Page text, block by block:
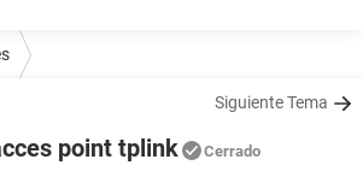
Siguiente Tema
point tplink Cerrado